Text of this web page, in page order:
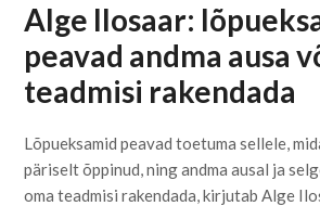
Alge Ilosaar:
peavad andma ausa
teadmisi rakendada
Lõpueksamid peavad toetuma sellele,
päriselt õppinud, ning andma ausal ja
oma teadmisi rakendada, kirjutab Alge